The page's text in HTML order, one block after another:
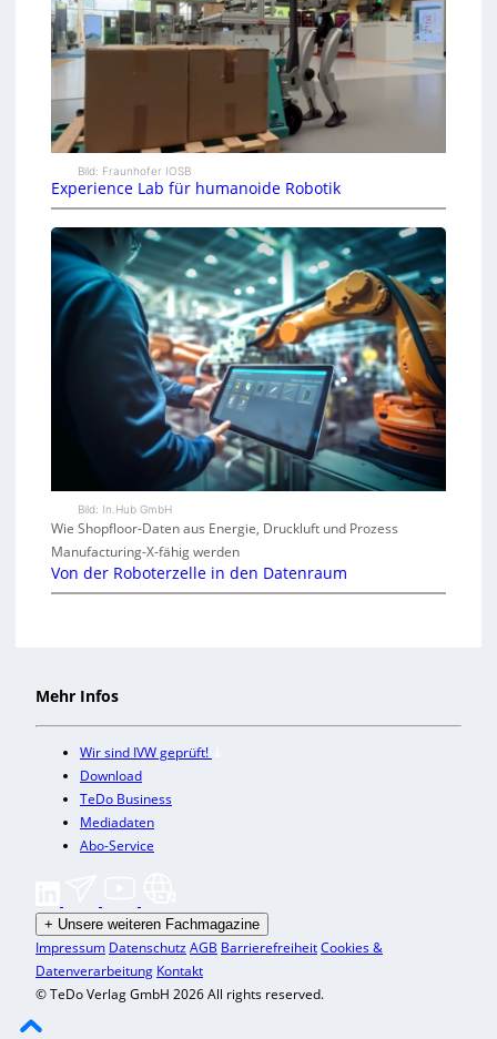
Bild: Fraunhofer IOSB
Experience Lab für humanoide Robotik
Bild: In.Hub GmbH
Wie Shopfloor-Daten aus Energie, Druckluft und Prozess
Manufacturing-X-fähig werden
Von der Roboterzelle in den Datenraum
Mehr Infos
Wir sind IVW geprüft!
Download
TeDo Business
Mediadaten
Abo-Service
+ Unsere weiteren Fachmagazine
Impressum DatenschutzAGB BarrierefreiheitCookies &
Datenverarbeitung Kontakt
© TeDo Verlag GmbH 2026 All rights reserved.